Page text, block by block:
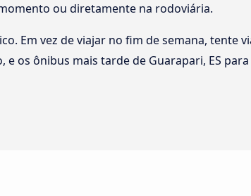
ou diretamente na rodoviária.
Em vez de viajar no fim de semana, tente
os ônibus mais tarde de Guarapari, ES